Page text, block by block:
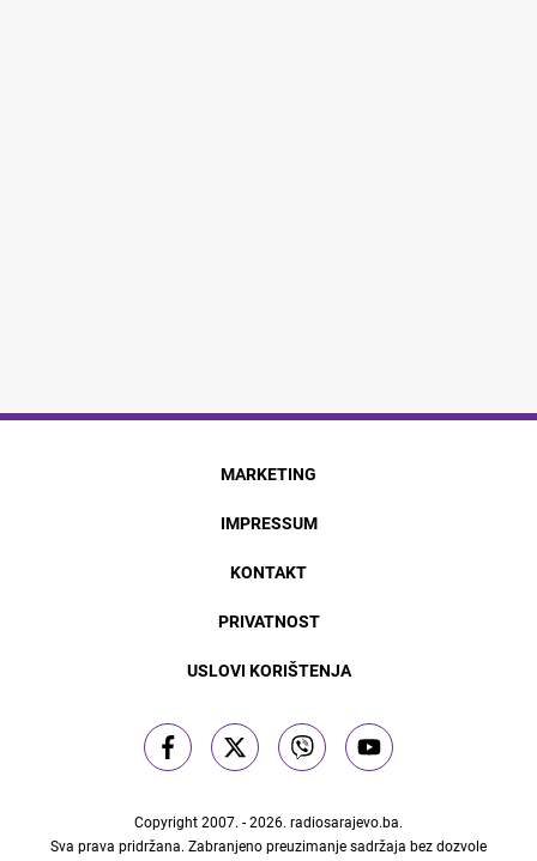
MARKETING
IMPRESSUM
KONTAKT
PRIVATNOST
USLOVI KORIŠTENJA
Copyright 2007. - 2026. radiosarajevo.ba.
Sva prava pridržana. Zabranjeno preuzimanje sadržaja bez dozvole